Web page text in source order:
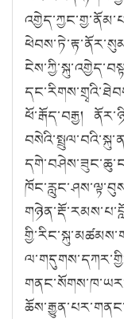
ཕོ་རྒོད་བརྒྱ།